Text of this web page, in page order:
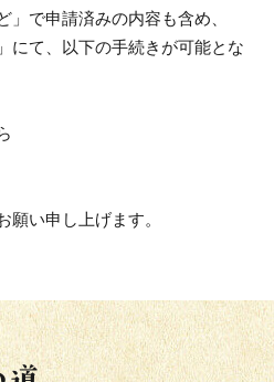
」で申請済みの内容も含め、
にて、以下の手続きが可能とな
願い申し上げます。